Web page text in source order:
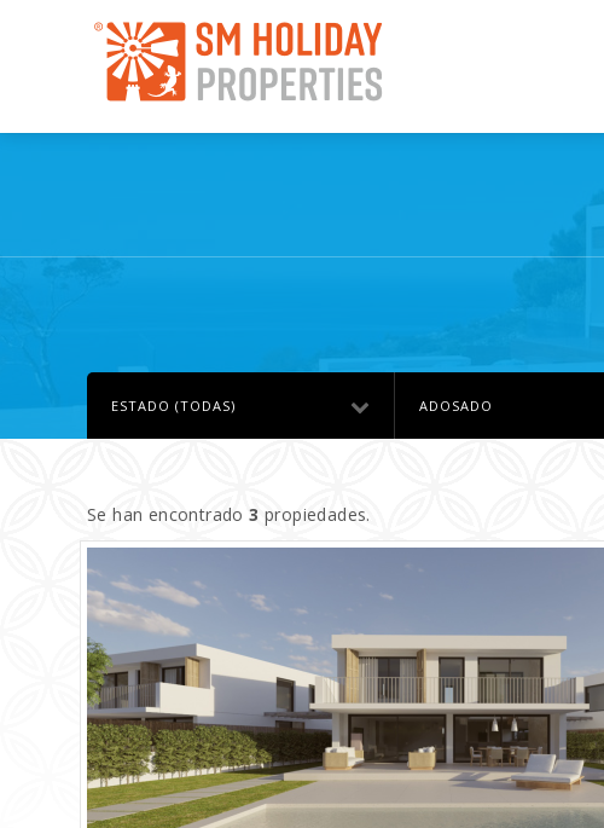
ESTADO (TODAS) ADOSADO
Se han encontrado3 propiedades.